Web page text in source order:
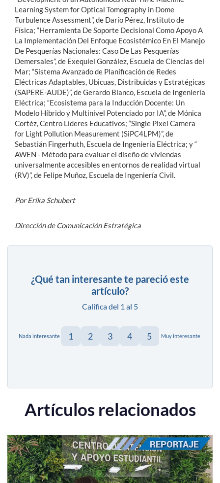
Learning System for Optical Tomography in Dome
Turbulence Assessment”, de Darío Pérez, Instituto de
Física; “Herramienta De Soporte Decisional Como Apoyo A
La Implementación Del Enfoque Ecosistémico En El Manejo
De Pesquerías Nacionales: Caso De Las Pesquerías
Demersales”, de Exequiel González, Escuela de Ciencias del
Mar; “Sistema Avanzado de Planificación de Redes
Eléctricas Adaptables, Ubicuas, Distribuidas y Estratégicas
(SAPERE-AUDE)”, de Gerardo Blanco, Escuela de Ingeniería
Eléctrica; “Ecosistema para la Inducción Docente: Un
Modelo Híbrido y Multinivel Potenciado por IA”, de Mónica
Cortéz, Centro Líderes Educativos; “Single Pixel Camera
for Light Pollution Measurement (SiPC4LPM)”, de
Sebastián Fingerhuth, Escuela de Ingeniería Eléctrica; y “
AWEN - Método para evaluar el diseño de viviendas
universalmente accesibles en entornos de realidad virtual
(RV)”, de Felipe Muñoz, Escuela de Ingeniería Civil.
Por Erika Schubert
Dirección de Comunicación Estratégica
¿Qué tan interesante te pareció este
artículo?
Califica del 1 al 5
Nada interesante 1 2 3 4 5 Muy interesante
Artículos relacionados